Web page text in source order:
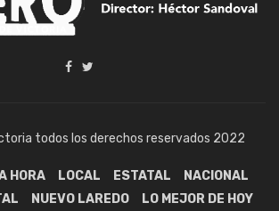
todos los derechos reservados 2022
HORA LOCAL ESTATAL
NACIONAL
NUEVO LAREDO LO MEJOR DE HOY